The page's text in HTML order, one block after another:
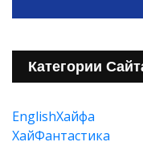
Категории
EnglishХайфа
XайФантастика